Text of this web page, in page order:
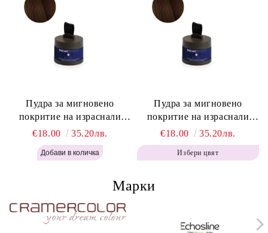
Пудра за мигновено
покритие на израснали
корени Топло Кафяво -
Labor Pro Instant Retouch
Powder - Warm Brown H643
€18.00 35.20лв.
Пудра за мигновено
покритие на израснали
корени Кафяво - Labor Pro
Instant Retouch Powder -
Brown H642
€18.00 35.20лв.
Избери цвят
Марки